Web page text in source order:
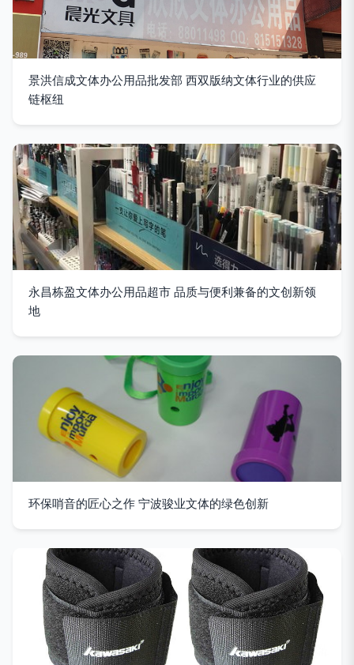
景洪信成文体办公用品批发部 西双版纳文体行业的供应
链枢纽
永昌栋盈文体办公用品超市 品质与便利兼备的文创新领
地
环保哨音的匠心之作 宁波骏业文体的绿色创新